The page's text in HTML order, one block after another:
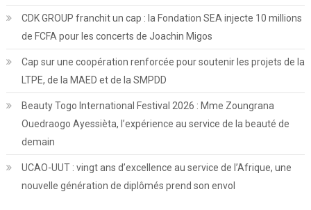
CDK GROUP franchit un cap : la Fondation SEA injecte 10 millions
de FCFA pour les concerts de Joachin Migos
Cap sur une coopération renforcée pour soutenir les projets de la
LTPE, de la MAED et de la SMPDD
Beauty Togo International Festival 2026 : Mme Zoungrana
Ouedraogo Ayessièta, l’expérience au service de la beauté de
demain
UCAO-UUT : vingt ans d’excellence au service de l’Afrique, une
nouvelle génération de diplômés prend son envol